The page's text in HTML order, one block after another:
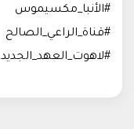
#الأنبا_مكسيموس
#قناة_الراعي_الصالح
#لاهوت_العهد_الجديد